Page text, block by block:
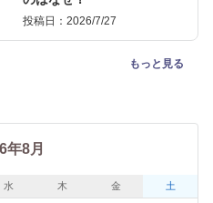
投稿日：2026/7/27
もっと見る
年8月
水 木 金 土